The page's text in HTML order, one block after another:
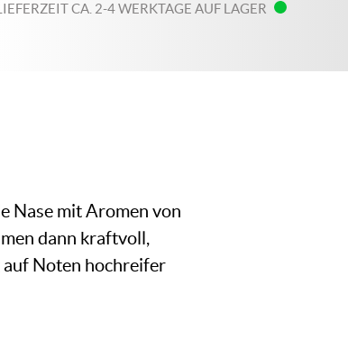
CA. 2-4 WERKTAGE AUF LAGER
Nase mit Aromen von
dann kraftvoll,
auf Noten hochreifer